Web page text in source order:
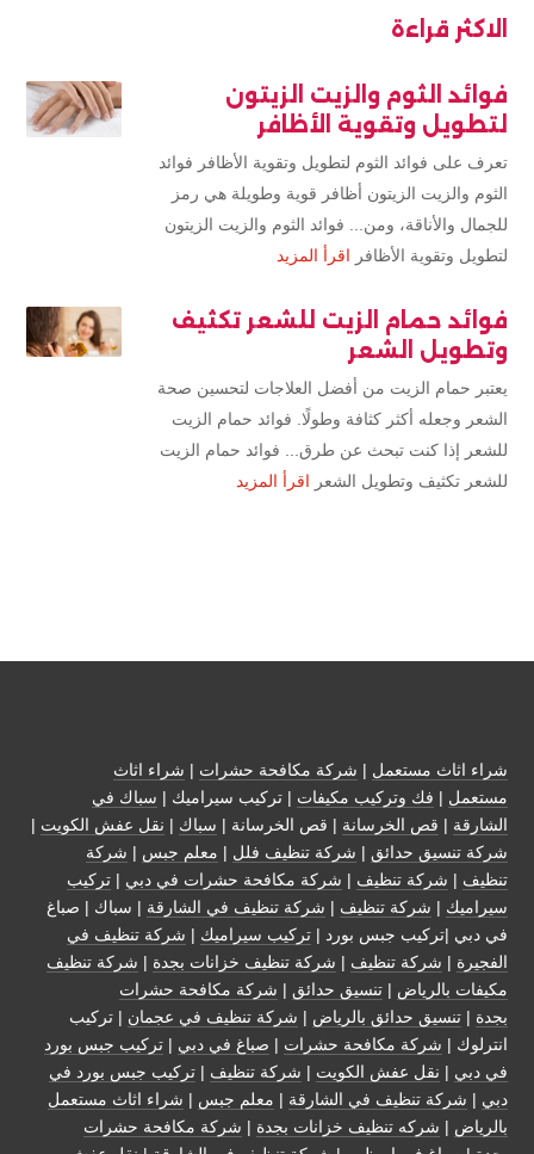
الاكثر قراءة
فوائد الثوم والزيت الزيتون
لتطويل وتقوية الأظافر
تعرف على فوائد الثوم لتطويل وتقوية الأظافر فوائد
الثوم والزيت الزيتون أظافر قوية وطويلة هي رمز
للجمال والأناقة، ومن... فوائد الثوم والزيت الزيتون
لتطويل وتقوية الأظافر اقرأ المزيد
فوائد حمام الزيت للشعر تكثيف
وتطويل الشعر
يعتبر حمام الزيت من أفضل العلاجات لتحسين صحة
الشعر وجعله أكثر كثافة وطولًا. فوائد حمام الزيت
للشعر إذا كنت تبحث عن طرق... فوائد حمام الزيت
للشعر تكثيف وتطويل الشعر اقرأ المزيد
شراء اثاث مستعمل | شركة مكافحة حشرات | شراء اثاث
مستعمل | فك وتركيب مكيفات | تركيب سيراميك | سباك في
الشارقة | قص الخرسانة | قص الخرسانة | سباك | نقل عفش الكويت |
شركة تنسيق حدائق | شركة تنظيف فلل | معلم جبس | شركة
تنظيف | شركة تنظيف | شركة مكافحة حشرات في دبي | تركيب
سيراميك | شركة تنظيف | شركة تنظيف في الشارقة | سباك | صباغ
في دبي |تركيب جبس بورد | تركيب سيراميك | شركة تنظيف في
الفجيرة | شركة تنظيف | شركة تنظيف خزانات بجدة | شركة تنظيف
مكيفات بالرياض | تنسيق حدائق | شركة مكافحة حشرات
بجدة | تنسيق حدائق بالرياض | شركة تنظيف في عجمان | تركيب
انترلوك | شركة مكافحة حشرات | صباغ في دبي | تركيب جبس بورد
في دبي | نقل عفش الكويت | شركة تنظيف | تركيب جبس بورد في
دبي | شركة تنظيف في الشارقة | معلم جبس | شراء اثاث مستعمل
بالرياض | شركه تنظيف خزانات بجدة | شركة مكافحة حشرات